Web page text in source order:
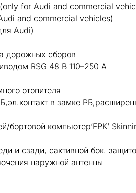
for Audi and commercial
and commercial vehicles)
Audi)
дорожных сборов
RSG 48 В 110–250 А
отопителя
в замке
бортовой компьютер’FPK’
и сзади, сактивной бок.
наружной антенны